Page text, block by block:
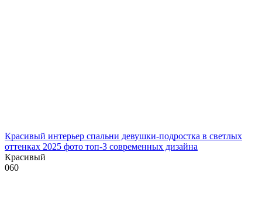
Красивый интерьер спальни девушки-подростка в светлых
оттенках 2025 фото топ-3 современных дизайна
Красивый
060